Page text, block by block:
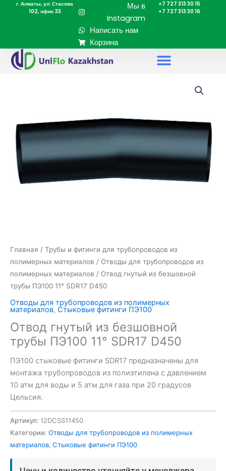
Перейтиг. Алматы, ул. Стасова
102, офис 33
Мы в
Instagram
Написать нам
Корзина
+7 727 313 30 15
+7 727 313 30 16
Главная / Трубы и фитинги для трубопроводов из
полимерных материалов / Отводы для трубопроводов из
полимерных материалов / Отвод гнутый из безшовной
трубы ПЭ100 11° SDR17 D450
Отводы для трубопроводов из полимерных
материалов, Стыковые фитинги ПЭ100
Отвод гнутый из безшовной
трубы ПЭ100 11° SDR17 D450
ПЭ100 стыковые фитинги SDR17 предназначены для
монтажа трубопроводов из полиэтилена с давлением
10 атм для воды и 5 атм для газа при 20 градусов
Цельсия.
Артикул: 12DCSS11450
Категории: Отводы для трубопроводов из полимерных
материалов, Стыковые фитинги ПЭ100